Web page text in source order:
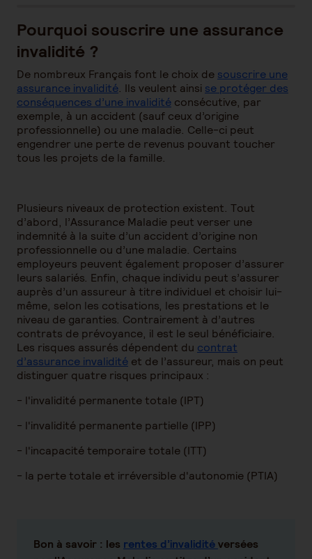
Pourquoi souscrire une assurance
invalidité ?
De nombreux Français font le choix de souscrire une
assurance invalidité. Ils veulent ainsi se protéger des
conséquences d’une invalidité consécutive, par
exemple, à un accident (sauf ceux d’origine
professionnelle) ou une maladie. Celle-ci peut
engendrer une perte de revenus pouvant toucher
tous les projets de la famille.
Plusieurs niveaux de protection existent. Tout
d’abord, l’Assurance Maladie peut verser une
indemnité à la suite d’un accident d’origine non
professionnelle ou d’une maladie. Certains
employeurs peuvent également proposer d’assurer
leurs salariés. Enfin, chaque individu peut s’assurer
auprès d’un assureur à titre individuel et choisir lui-
même, selon les cotisations, les prestations et le
niveau de garanties. Contrairement à d’autres
contrats de prévoyance, il est le seul bénéficiaire.
Les risques assurés dépendent du contrat
d’assurance invalidité et de l’assureur, mais on peut
distinguer quatre risques principaux :
- l'invalidité permanente totale (IPT)
- l'invalidité permanente partielle (IPP)
- l'incapacité temporaire totale (ITT)
- la perte totale et irréversible d'autonomie (PTIA)
Bon à savoir : les rentes d’invaliditéversées